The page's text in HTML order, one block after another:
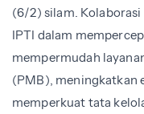
(6/2) silam.
IPTI dalam
mempermudah
(PMB), meningkatkan
memperkuat tata